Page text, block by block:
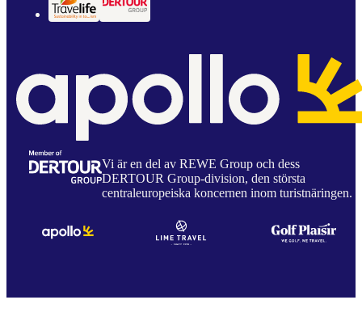
Vi är en del av REWE Group och dess
DERTOUR Group-division, den största
centraleuropeiska koncernen inom turistnäringen.